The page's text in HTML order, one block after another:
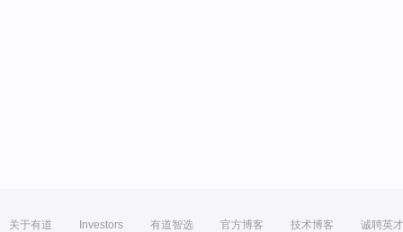
关于有道 Investors 有道智选 官方博客 技术博客 诚聘英才